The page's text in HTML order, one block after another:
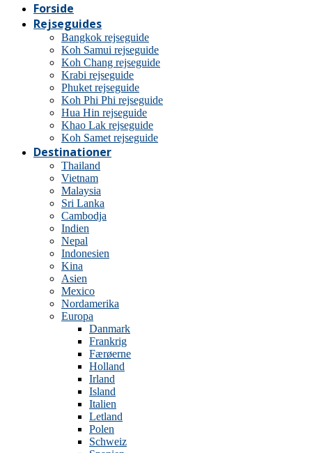
Forside
Rejseguides
Bangkok rejseguide
Koh Samui rejseguide
Koh Chang rejseguide
Krabi rejseguide
Phuket rejseguide
Koh Phi Phi rejseguide
Hua Hin rejseguide
Khao Lak rejseguide
Koh Samet rejseguide
Destinationer
Thailand
Vietnam
Malaysia
Sri Lanka
Cambodja
Indien
Nepal
Indonesien
Kina
Asien
Mexico
Nordamerika
Europa
Danmark
Frankrig
Færøerne
Holland
Irland
Island
Italien
Letland
Polen
Schweiz